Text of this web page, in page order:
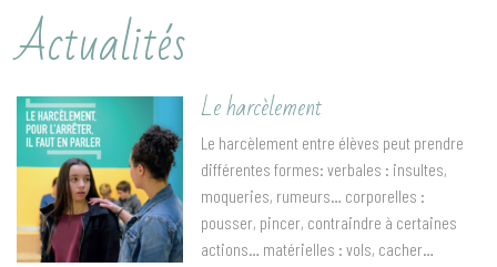
Actualités
Le harcèlement
Le harcèlement entre élèves peut prendre
différentes formes: verbales : insultes,
moqueries, rumeurs… corporelles :
pousser, pincer, contraindre à certaines
actions… matérielles : vols, cacher…